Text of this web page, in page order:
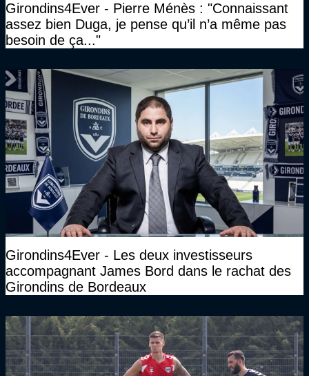
Girondins4Ever - Pierre Ménès : "Connaissant
assez bien Duga, je pense qu’il n’a même pas
besoin de ça..."
Girondins4Ever - Les deux investisseurs
accompagnant James Bord dans le rachat des
Girondins de Bordeaux